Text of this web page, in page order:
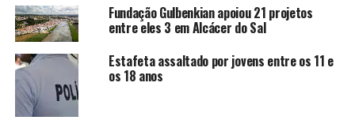
Fundação Gulbenkian apoiou 21 projetos
entre eles 3 em Alcácer do Sal
Estafeta assaltado por jovens entre os 11 e
os 18 anos